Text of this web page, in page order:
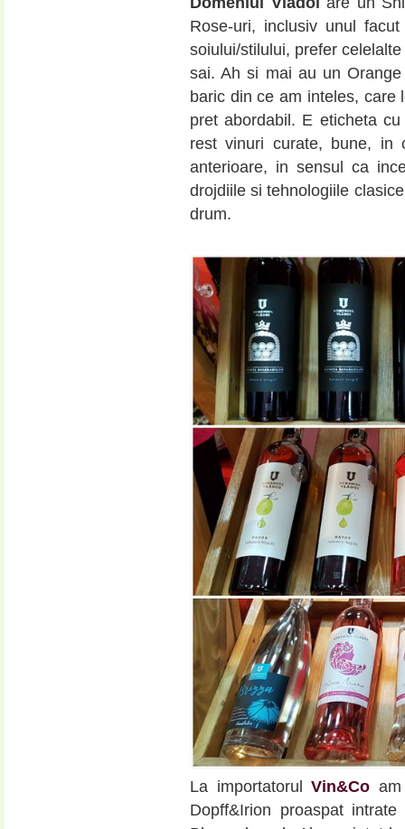
Rose-uri, inclusiv unul
soiului/stilului, prefer
sai. Ah si mai au un
baric din ce am inteles, care
pret abordabil. E eticheta
rest vinuri curate, bune, in
anterioare, in sensul ca
drojdiile si tehnologiile
drum.
La importatorul Vin&Co
Dopff&Irion proaspat